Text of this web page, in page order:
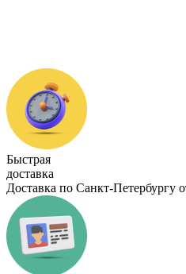
Быстрая
доставка
Доставка по Санкт-Петербургу